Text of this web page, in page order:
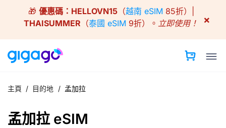
🎁 優惠碼： HELLOVN15（越南 eSIM 85折）|
THAISUMMER （泰國 eSIM 9折）。 立即使用！ ×
主頁 / 目的地 / 孟加拉
孟加拉 eSIM